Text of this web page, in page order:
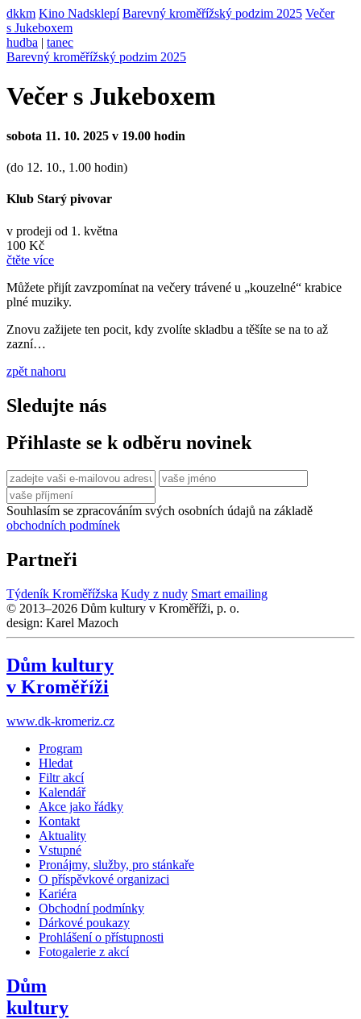
dkkm Kino Nadsklepí Barevný kroměřížský podzim 2025 Večer
s Jukeboxem
hudba | tanec
Barevný kroměřížský podzim 2025
Večer s Jukeboxem
sobota 11. 10. 2025 v 19.00 hodin
(do 12. 10., 1.00 hodin)
Klub Starý pivovar
v prodeji od 1. května
100 Kč
čtěte více
Můžete přijít zavzpomínat na večery trávené u „kouzelné“ krabice
plné muziky.
Znovu zažijete ten pocit, kdy zvolíte skladbu a těšíte se na to až
zazní…
zpět nahoru
Sledujte nás
Přihlaste se k odběru novinek
Souhlasím se zpracováním svých osobních údajů na základě
obchodních podmínek
Partneři
Týdeník Kroměřížska Kudy z nudy Smart emailing
© 2013–2026 Dům kultury v Kroměříži, p. o.
design: Karel Mazoch
Dům kultury
v Kroměříži
www.dk-kromeriz.cz
Program
Hledat
Filtr akcí
Kalendář
Akce jako řádky
Kontakt
Aktuality
Vstupné
Pronájmy, služby, pro stánkaře
O příspěvkové organizaci
Kariéra
Obchodní podmínky
Dárkové poukazy
Prohlášení o přístupnosti
Fotogalerie z akcí
Dům
kultury